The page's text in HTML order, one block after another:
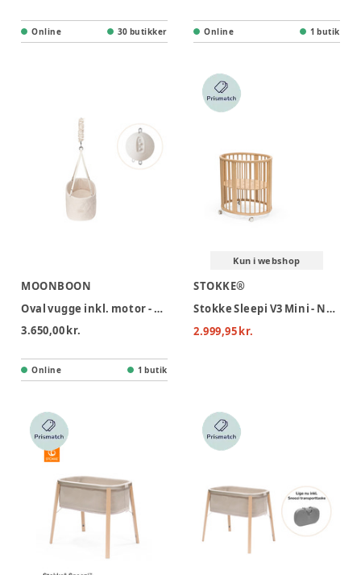
Online 30 butikker Online 1 butik
MOONBOON
Oval vugge inkl. motor - Natur
3.650,00 kr.
Online 1 butik
Kun i webshop
STOKKE®
Stokke Sleepi V3 Mini - Natur
2.999,95 kr.